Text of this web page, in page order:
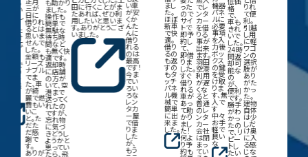
三が
日に
借りれ
るとは
思いま
せんで
した。
金額も
リーズ
ナブル
でま
た、車
が綺
麗で燃
費もい
いこ
と。た
だた
だ感
謝で
ありが
も助かり
ました。
操作も
簡単で
無駄な
待ち時
間など
も無く快
適です。
返却時
に店舗
の方が
いて、空
港まで
送ってく
れたの
ですが、
忘れ物
に気づ
きどうし
ようかと
思ってい
たら、飛
田に行くことがま
たあれば、ぜひ利
用したいと思いま
す。ありがとうござ
いました。
い車
が安
くか
んた
んに
借り
れる
のは
最高
です！
今ま
でい
ろい
ろな
レン
タカ
ー屋
で借
した
まし
た。
ほぼ
新車
で快
適。
借り
るの
も返
すの
もタ
ッチ
パネ
ル機
械で
簡単
に出
来ま
した。
った
ので
サイ
トで
即予
約し
て、
即借
りま
した。
すぐ
借り
れる
車が
あっ
て助
かり
まし
た！
何よ
り予
約も
でレ
ンタ
カー
を借
りる
事が
出来
ます。
羽田
空港
利用
が遅
くな
ると
普通
のレ
ンタ
カー
会社
は閉
まっ
てい
機器
パネ
ルに
必要
事項
を入
力後
ボッ
クス
の鍵
を受
け取
りま
す、無
人で
す
中々
お手
軽で
良い
な
格
で、
車も
きれ
いで
した。
24時
間返
却可
能な
の
が、
便利
です。
勝手
がわ
かっ
たの
で、リ
ピー
トし
たい
りれ
て便
利。
引越
し用
に軽
ワゴ
ンの
選択
肢が
あり
がた
かっ
た。
建物
自体
は少
しだ
け奥
に入
る感
じな